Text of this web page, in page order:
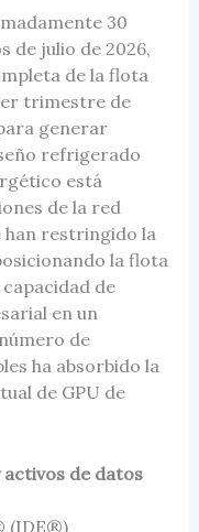
30
de julio de 2026,
de la flota
trimestre de
generar
refrigerado
está
de la red
restringido la
la flota
de
en un
de
ha absorbido la
de GPU de
de datos
(IDE®)